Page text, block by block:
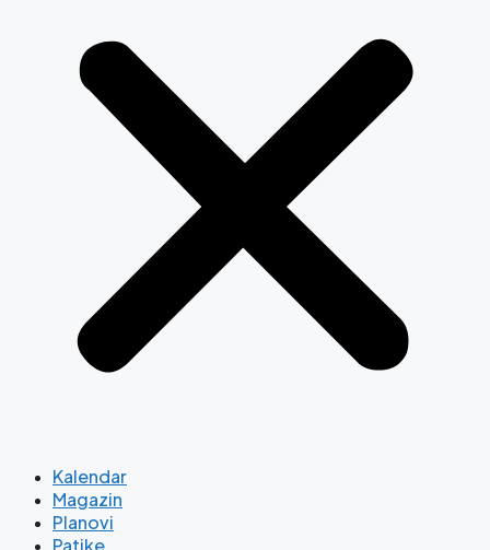
Kalendar
Magazin
Planovi
Patike